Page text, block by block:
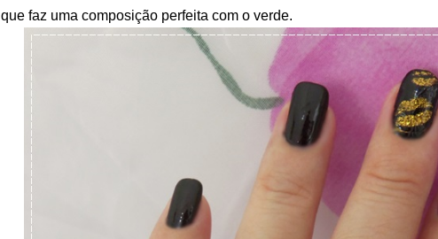
que faz uma composição perfeita com o verde.